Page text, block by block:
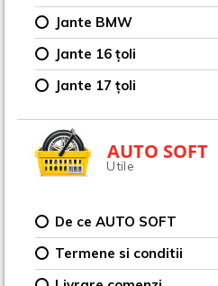
Jante BMW
Jante 16 țoli
Jante 17 țoli
AUTO SOFT
Utile
De ce AUTO SOFT
Termene si conditii